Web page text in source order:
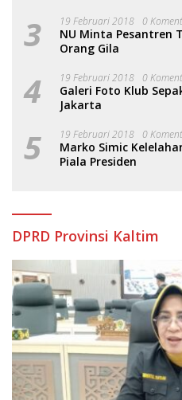
3 19 Februari 2018 0
NU Minta Pesantren
Orang Gila
4 19 Februari 2018 0
Galeri Foto Klub
Jakarta
5 19 Februari 2018 0
Marko Simic
Piala Presiden
DPRD Provinsi Kaltim